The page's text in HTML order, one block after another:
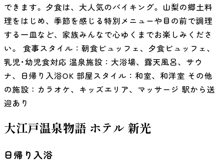
できます。夕食は、大人気のバイキング。山梨の郷土料
理をはじめ、季節を感じる特別メニューや目の前で調理
する一皿など、家族みんなで心ゆくまでお楽しみくださ
い。 食事スタイル：朝食ビュッフェ、夕食ビュッフェ、
乳児･幼児食対応 温泉施設：大浴場、露天風呂、サウ
ナ、日帰り入浴OK 部屋スタイル：和室、和洋室 その他
の施設：カラオケ、キッズエリア、マッサージ 駅から送
迎あり
大江戸温泉物語 ホテル 新光
日帰り入浴